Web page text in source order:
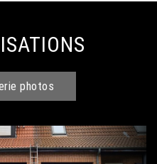
photos